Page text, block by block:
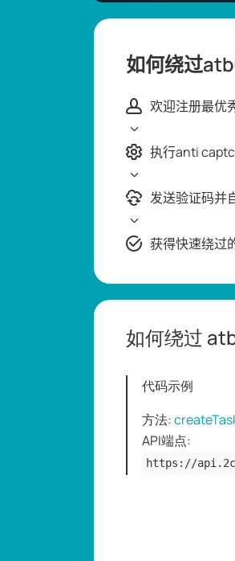
如何绕过
欢迎注册最优
执行anti
发送验证码并
获得快速绕过
如何绕过
代码示例
方法:
API端点:
https://